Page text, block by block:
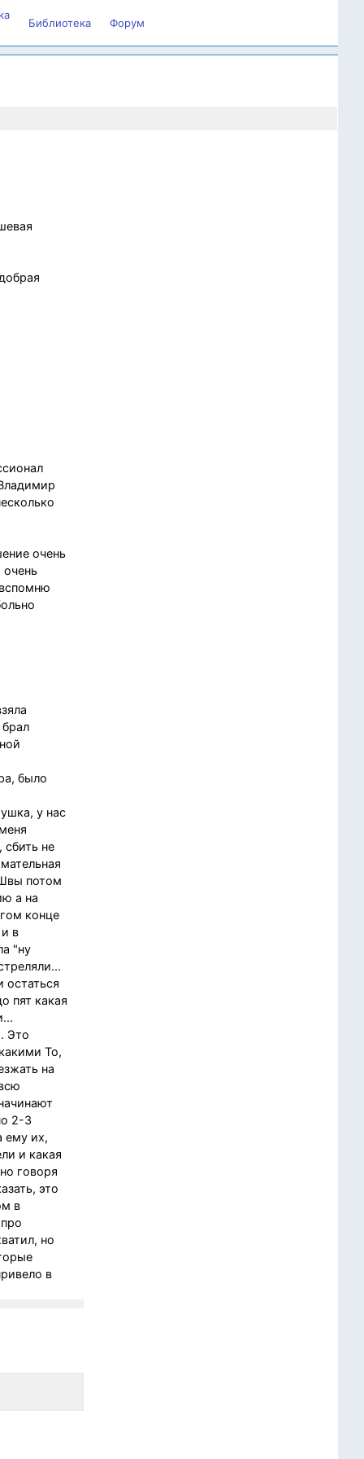
Библиотека Форум
очень
очень
было
у нас
не
потом
а на
конце
в
"ну
остаться
пят какая
Это
То,
на
2-3
ему их,
и какая
говоря
это
в
но
в